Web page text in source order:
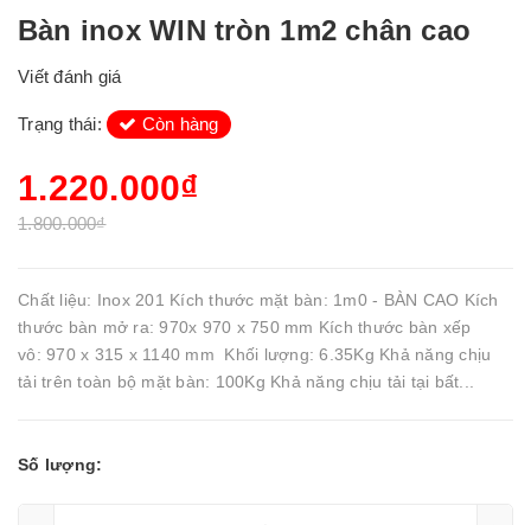
Bàn inox WIN tròn 1m2 chân cao
Viết đánh giá
Trạng thái: Còn hàng
1.220.000₫
1.800.000₫
Chất liệu: Inox 201 Kích thước mặt bàn: 1m0 - BÀN CAO Kích
thước bàn mở ra: 970x 970 x 750 mm Kích thước bàn xếp
vô: 970 x 315 x 1140 mm Khối lượng: 6.35Kg Khả năng chịu
tải trên toàn bộ mặt bàn: 100Kg Khả năng chịu tải tại bất...
Số lượng: